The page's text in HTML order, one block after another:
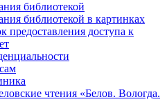
библиотекой
библиотекой в картинках
предоставления доступа к
чтения «Белов. Вологда.